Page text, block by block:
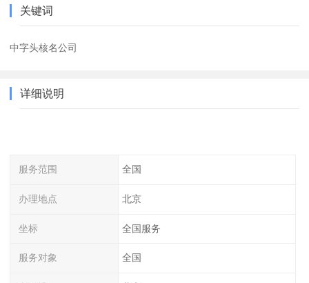
关键词
中字头核名公司
详细说明
服务范围 全国
办理地点 北京
坐标 全国服务
服务对象 全国